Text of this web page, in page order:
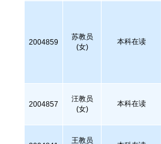
2004859
苏教员
(女)
本科在读
2004857
汪教员
(女)
本科在读
王教员